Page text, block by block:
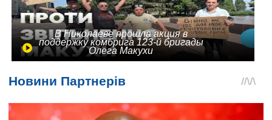
В Николаеве прошла акция в
поддержку комбрига 123-й бригады
Олега Макухи